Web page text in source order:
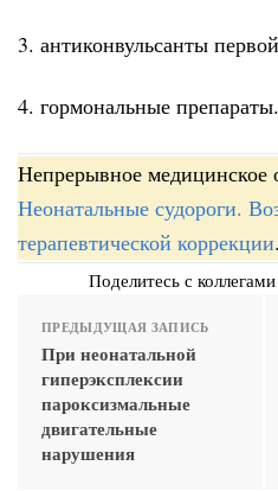
3. антиконвульсанты
4. гормональные препараты.
Непрерывное медицинское
Неонатальные судороги.
терапевтической коррекции.
Поделитесь с
ПРЕДЫДУЩАЯ ЗАПИСЬ
При неонатальной
гиперэксплексии
пароксизмальные
двигательные
нарушения